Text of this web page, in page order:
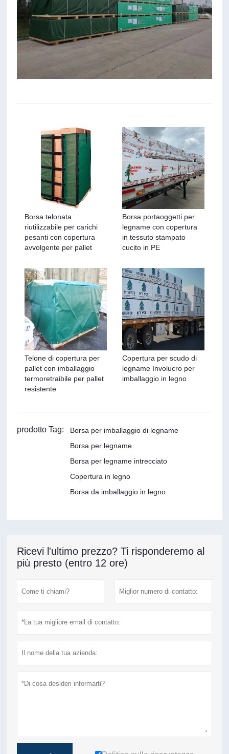
Borsa telonata
riutilizzabile per carichi
pesanti con copertura
avvolgente per pallet
Borsa portaoggetti per
legname con copertura
in tessuto stampato
cucito in PE
Telone di copertura per
pallet con imballaggio
termoretraibile per pallet
resistente
Copertura per scudo di
legname Involucro per
imballaggio in legno
prodotto Tag:
Borsa per imballaggio di legname
Borsa per legname
Borsa per legname intrecciato
Copertura in legno
Borsa da imballaggio in legno
Ricevi l'ultimo prezzo? Ti risponderemo al
più presto (entro 12 ore)